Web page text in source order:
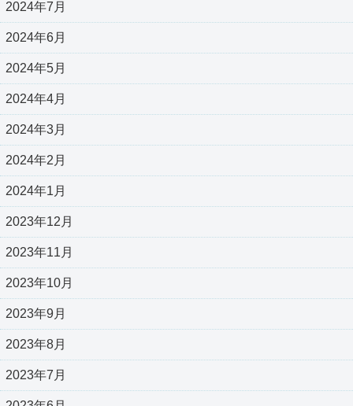
2024年7月
2024年6月
2024年5月
2024年4月
2024年3月
2024年2月
2024年1月
2023年12月
2023年11月
2023年10月
2023年9月
2023年8月
2023年7月